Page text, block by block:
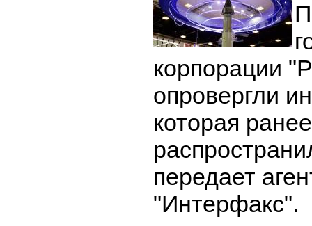
корпорации
опровергли
которая ранее
передает
"Интерфакс".